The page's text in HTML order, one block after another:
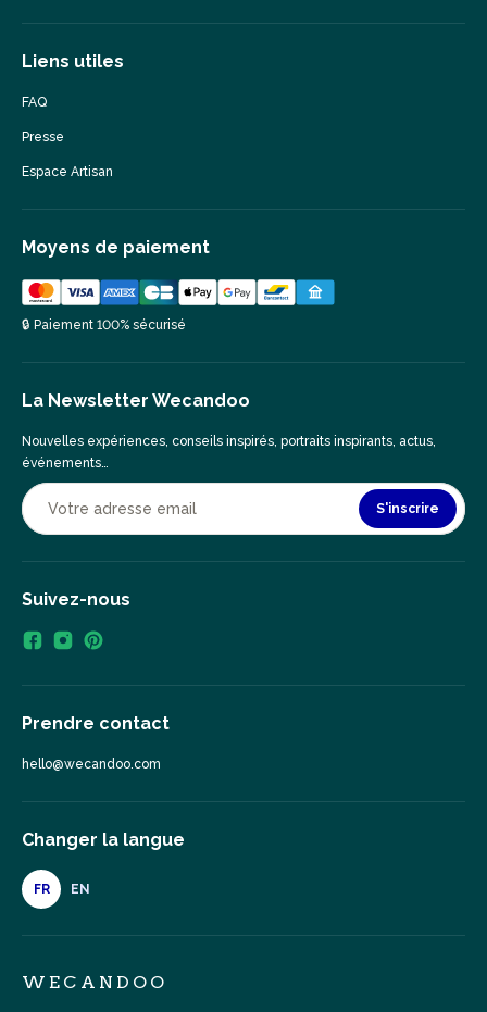
Liens utiles
FAQ
Presse
Espace Artisan
Moyens de paiement
🔒 Paiement 100% sécurisé
La Newsletter Wecandoo
Nouvelles expériences, conseils inspirés, portraits inspirants, actus,
événements…
S'inscrire
Suivez-nous
Prendre contact
hello@wecandoo.com
Changer la langue
FR EN
WECANDOO